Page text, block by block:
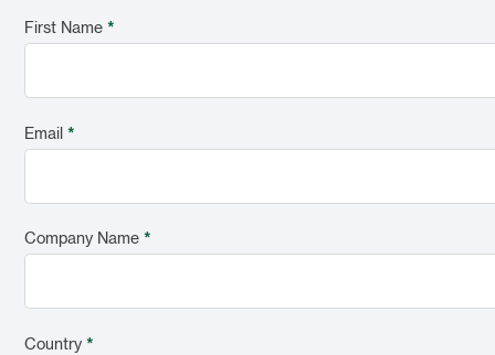
First Name *
Email *
Company Name *
Country *